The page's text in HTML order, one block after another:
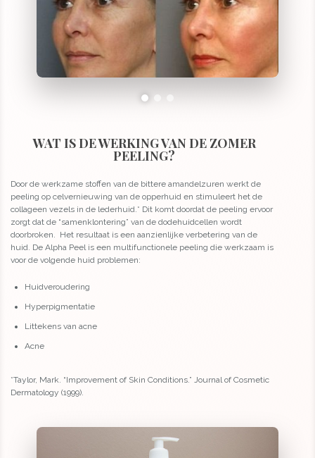
WAT IS DE WERKING VAN DE ZOMER
PEELING?
Door de werkzame stoffen van de bittere amandelzuren werkt de
peeling op celvernieuwing van de opperhuid en stimuleert het de
collageen vezels in de lederhuid.* Dit komt doordat de peeling ervoor
zorgt dat de “samenklontering” van de dodehuidcellen wordt
doorbroken. Het resultaat is een aanzienlijke verbetering van de
huid. De Alpha Peel is een multifunctionele peeling die werkzaam is
voor de volgende huid problemen:
Huidveroudering
Hyperpigmentatie
Littekens van acne
Acne
*Taylor, Mark. “Improvement of Skin Conditions.” Journal of Cosmetic
Dermatology (1999).